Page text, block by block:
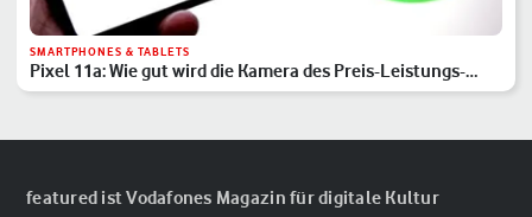
SMARTPHONES & TABLETS
Pixel 11a: Wie gut wird die Kamera des Preis-Leistungs-
Hits?
featured ist Vodafones Magazin für digitale Kultur